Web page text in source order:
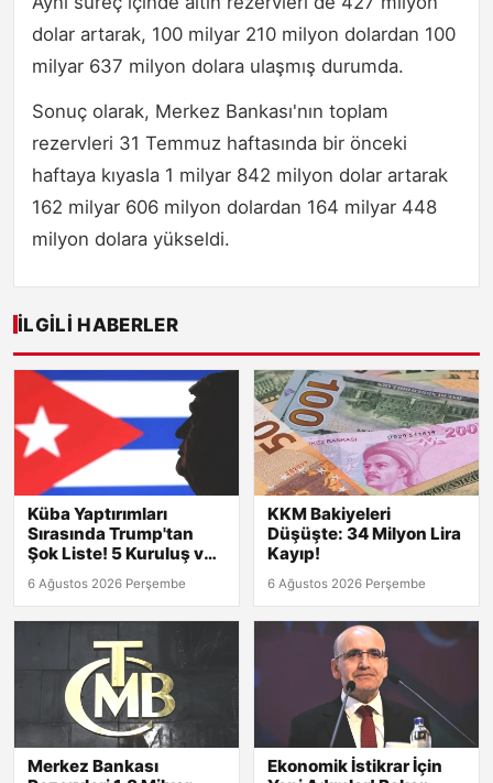
dolar artarak, 100 milyar 210 milyon dolardan 100
milyar 637 milyon dolara ulaşmış durumda.
Sonuç olarak, Merkez Bankası'nın toplam
rezervleri 31 Temmuz haftasında bir önceki
haftaya kıyasla 1 milyar 842 milyon dolar artarak
162 milyar 606 milyon dolardan 164 milyar 448
milyon dolara yükseldi.
İLGILI HABERLER
Küba Yaptırımları
Sırasında Trump'tan
Şok Liste! 5 Kuruluş ve
8 Kişi Hedefte
6 Ağustos 2026 Perşembe
KKM Bakiyeleri
Düşüşte: 34 Milyon Lira
Kayıp!
6 Ağustos 2026 Perşembe
Merkez Bankası
Ekonomik İstikrar İçin